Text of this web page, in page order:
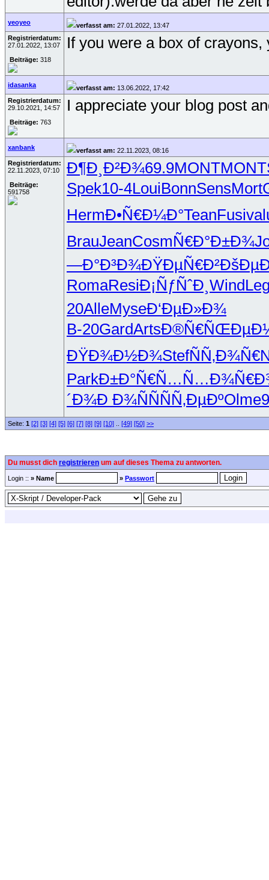
yeoyeo verfasst am: 27.01.2022, 13:47
Registrierdatum:
27.01.2022, 13:07
Beiträge: 318
If you were a box of
idasanka verfasst am: 13.06.2022, 17:42
Registrierdatum:
29.10.2021, 14:57
Beiträge: 763
I appreciate your blog post
xanbank verfasst am: 22.11.2023, 08:16
Registrierdatum:
22.11.2023, 07:10
Beiträge:
591758
Ð¶Ð¸Ð²Ð¾69.9MONTMONT
Spek10-4LouiBonnSensMort
HermÐ•Ñ€Ð¼Ð°TeanFusi
BrauJeanCosmÑ€Ð°Ð±Ð¾
—Ð°Ð³Ð¾ÐŸÐµÑ€Ð²
RomaResiÐ¡ÑƒÑˆÐ¸ Wind
20AlleMyseÐ‘ÐµÐ»Ð¾
B-20GardArtsÐ®Ñ€ÑŒÐµ
ÐŸÐ¾Ð½Ð¾StefÑÑ‚Ð¾Ñ€
ParkÐ±Ð°Ñ€Ñ…
´Ð¾Ð Ð¾ÑÑÑÑ‚ÐµÐºOlme
Seite: 1 [2] [3] [4] [5] [6] [7] [8] [9] [10] [49] [50] >>
Du musst dich registrieren um auf dieses Thema zu antworten.
Login :: » Name » Passwort